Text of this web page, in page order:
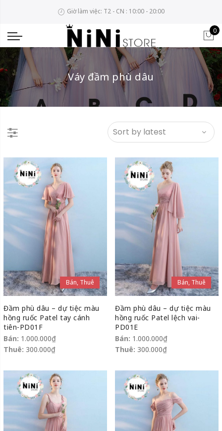
Giờ làm việc: T2 - CN : 10:00 - 20:00
0
Váy đầm phù dâu
Bán, Thuê
Đầm phù dâu – dự tiệc màu
hồng ruốc Patel tay cánh
tiên-PD01F
Bán: 1.000.000₫
Thuê: 300.000₫
Bán, Thuê
Đầm phù dâu – dự tiệc màu
hồng ruốc Patel lệch vai-
PD01E
Bán: 1.000.000₫
Thuê: 300.000₫